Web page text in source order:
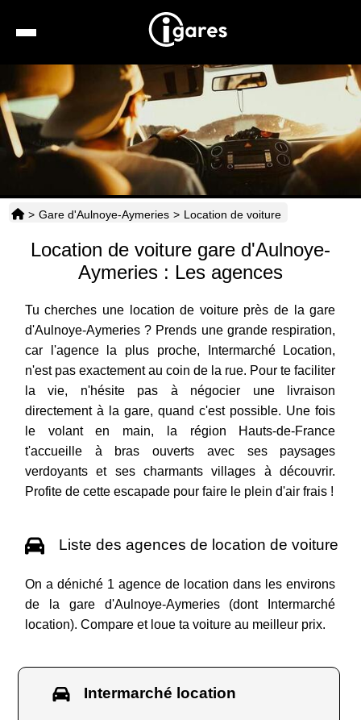
Recherche
Location de voiture
Hôtels
Taxis
Horaires
> Gare d'Aulnoye-Aymeries > Location de voiture
Location de voiture gare d'Aulnoye-
Aymeries : Les agences
Tu cherches une location de voiture près de la gare
d'Aulnoye-Aymeries ? Prends une grande respiration,
car l'agence la plus proche, Intermarché Location,
n'est pas exactement au coin de la rue. Pour te faciliter
la vie, n'hésite pas à négocier une livraison
directement à la gare, quand c'est possible. Une fois
le volant en main, la région Hauts-de-France
t'accueille à bras ouverts avec ses paysages
verdoyants et ses charmants villages à découvrir.
Profite de cette escapade pour faire le plein d'air frais !
Liste des agences de location de voiture
On a déniché 1 agence de location dans les environs
de la gare d'Aulnoye-Aymeries (dont Intermarché
location). Compare et loue ta voiture au meilleur prix.
Intermarché location